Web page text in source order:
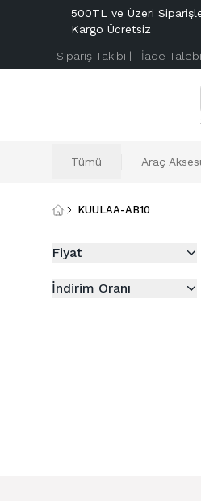
500TL ve Üzeri
Kargo Ücretsiz
Sipariş Takibi | İade
Tümü Araç
KUULAA-AB10
Fiyat
İndirim Oranı